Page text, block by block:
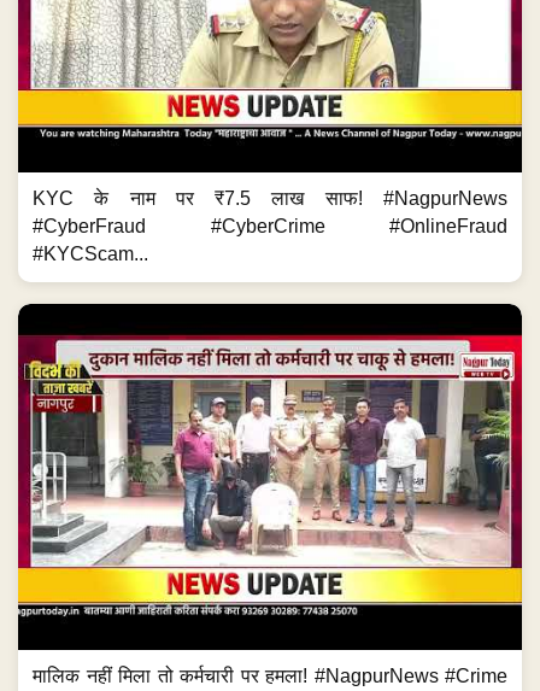
KYC के नाम पर ₹7.5 लाख साफ! #NagpurNews
#CyberFraud #CyberCrime #OnlineFraud
#KYCScam...
मालिक नहीं मिला तो कर्मचारी पर हमला! #NagpurNews #Crime